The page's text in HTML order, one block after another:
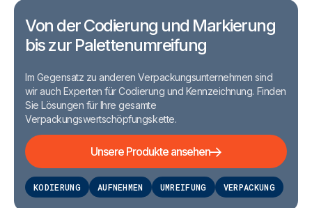
Von der Codierung und Markierung
bis zur Palettenumreifung
Im Gegensatz zu anderen Verpackungsunternehmen sind
wir auch Experten für Codierung und Kennzeichnung. Finden
Sie Lösungen für Ihre gesamte
Verpackungswertschöpfungskette.
KODIERUNG AUFNEHMEN UMREIFUNG VERPACKUNG
Unsere Produkte ansehen